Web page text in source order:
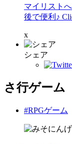
マイリスト
後で便利♪
x
シェア
さ行ゲーム
#RPGゲーム